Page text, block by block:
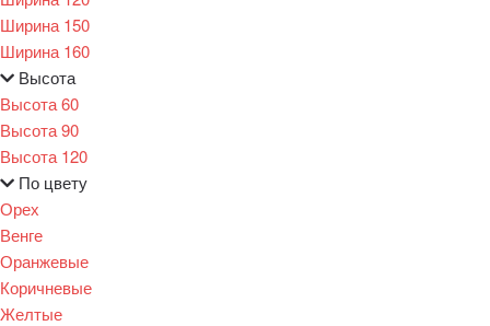
Ширина 150
Ширина 160
Высота
Высота 60
Высота 90
Высота 120
По цвету
Орех
Венге
Оранжевые
Коричневые
Желтые